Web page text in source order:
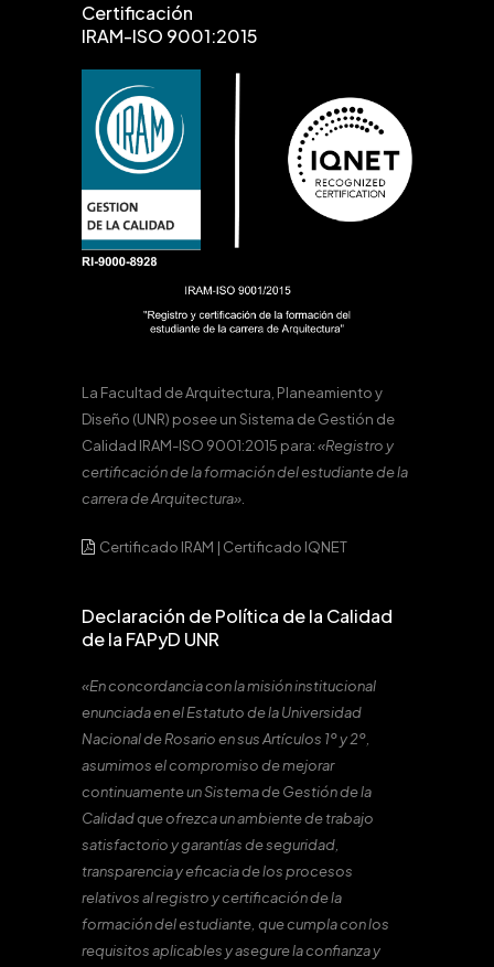
Certificación
IRAM-ISO 9001:2015
La Facultad de Arquitectura, Planeamiento y
Diseño (UNR) posee un Sistema de Gestión de
Calidad IRAM-ISO 9001:2015 para:«Registro y
certificación de la formación del estudiante de la
carrera de Arquitectura».
Certificado IRAM | Certificado IQNET
Declaración de Política de la Calidad
de la FAPyD UNR
«En concordancia con la misión institucional
enunciada en el Estatuto de la Universidad
Nacional de Rosario en sus Artículos 1º y 2º,
asumimos el compromiso de mejorar
continuamente un Sistema de Gestión de la
Calidad que ofrezca un ambiente de trabajo
satisfactorio y garantías de seguridad,
transparencia y eficacia de los procesos
relativos al registro y certificación de la
formación del estudiante, que cumpla con los
requisitos aplicables y asegure la confianza y